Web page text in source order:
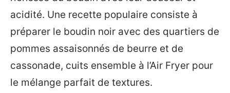
acidité. Une recette populaire consiste à
préparer le boudin noir avec des quartiers de
pommes assaisonnés de beurre et de
cassonade, cuits ensemble à l’Air Fryer pour
le mélange parfait de textures.